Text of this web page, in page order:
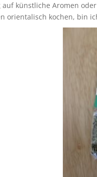
auf künstliche Aromen
orientalisch kochen, bin